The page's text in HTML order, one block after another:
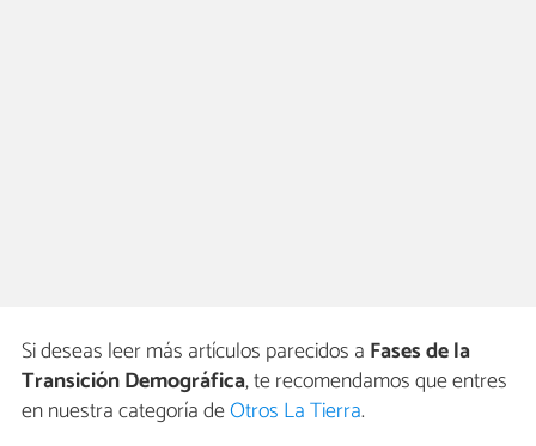
Si deseas leer más artículos parecidos a Fases de la
Transición Demográfica, te recomendamos que entres
en nuestra categoría deOtros La Tierra.